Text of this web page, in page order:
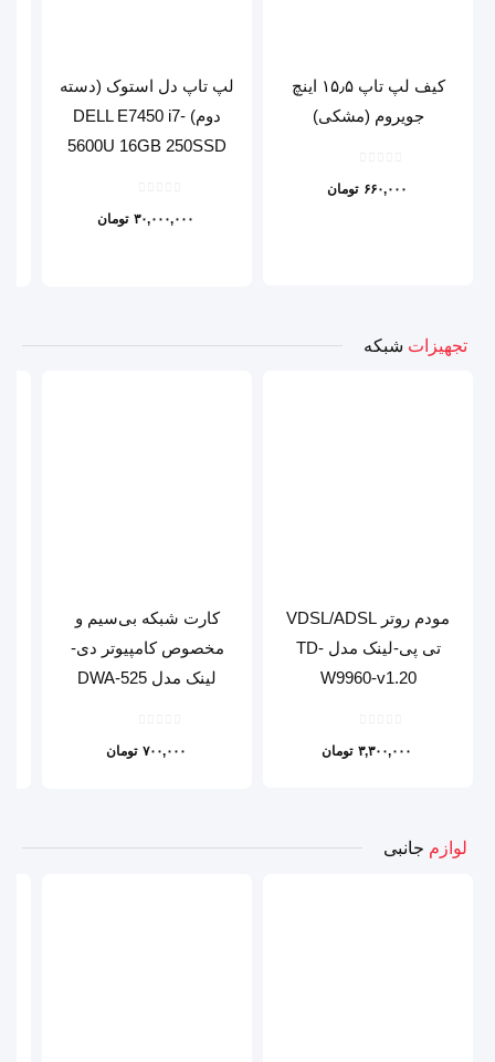
کیف لپ تاپ ۱۵٫۵ اینچ
جویروم (مشکی)
تومان
لپ تاپ دل استوک (دسته
دوم) DELL E7450 i7-
5600U 16GB 250SSD
تومان
تجهیزات شبکه
مودم روتر VDSL/ADSL
تی پی-لینک مدل TD-
W9960-v1.20
تومان
کارت شبکه بی‌سیم و
مخصوص کامپیوتر دی-
لینک مدل DWA-525
تومان
لوازم جانبی